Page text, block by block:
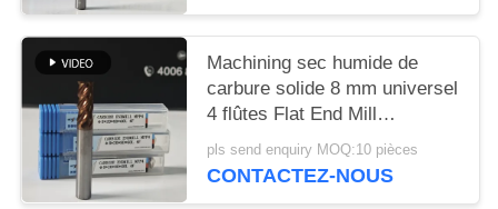
Machining sec humide de
carbure solide 8 mm universel
4 flûtes Flat End Mill
Φ8x20x8Dx60mm pour
couper l'acier au carbone et
pls send enquiry MOQ:10 pièces
CONTACTEZ-NOUS